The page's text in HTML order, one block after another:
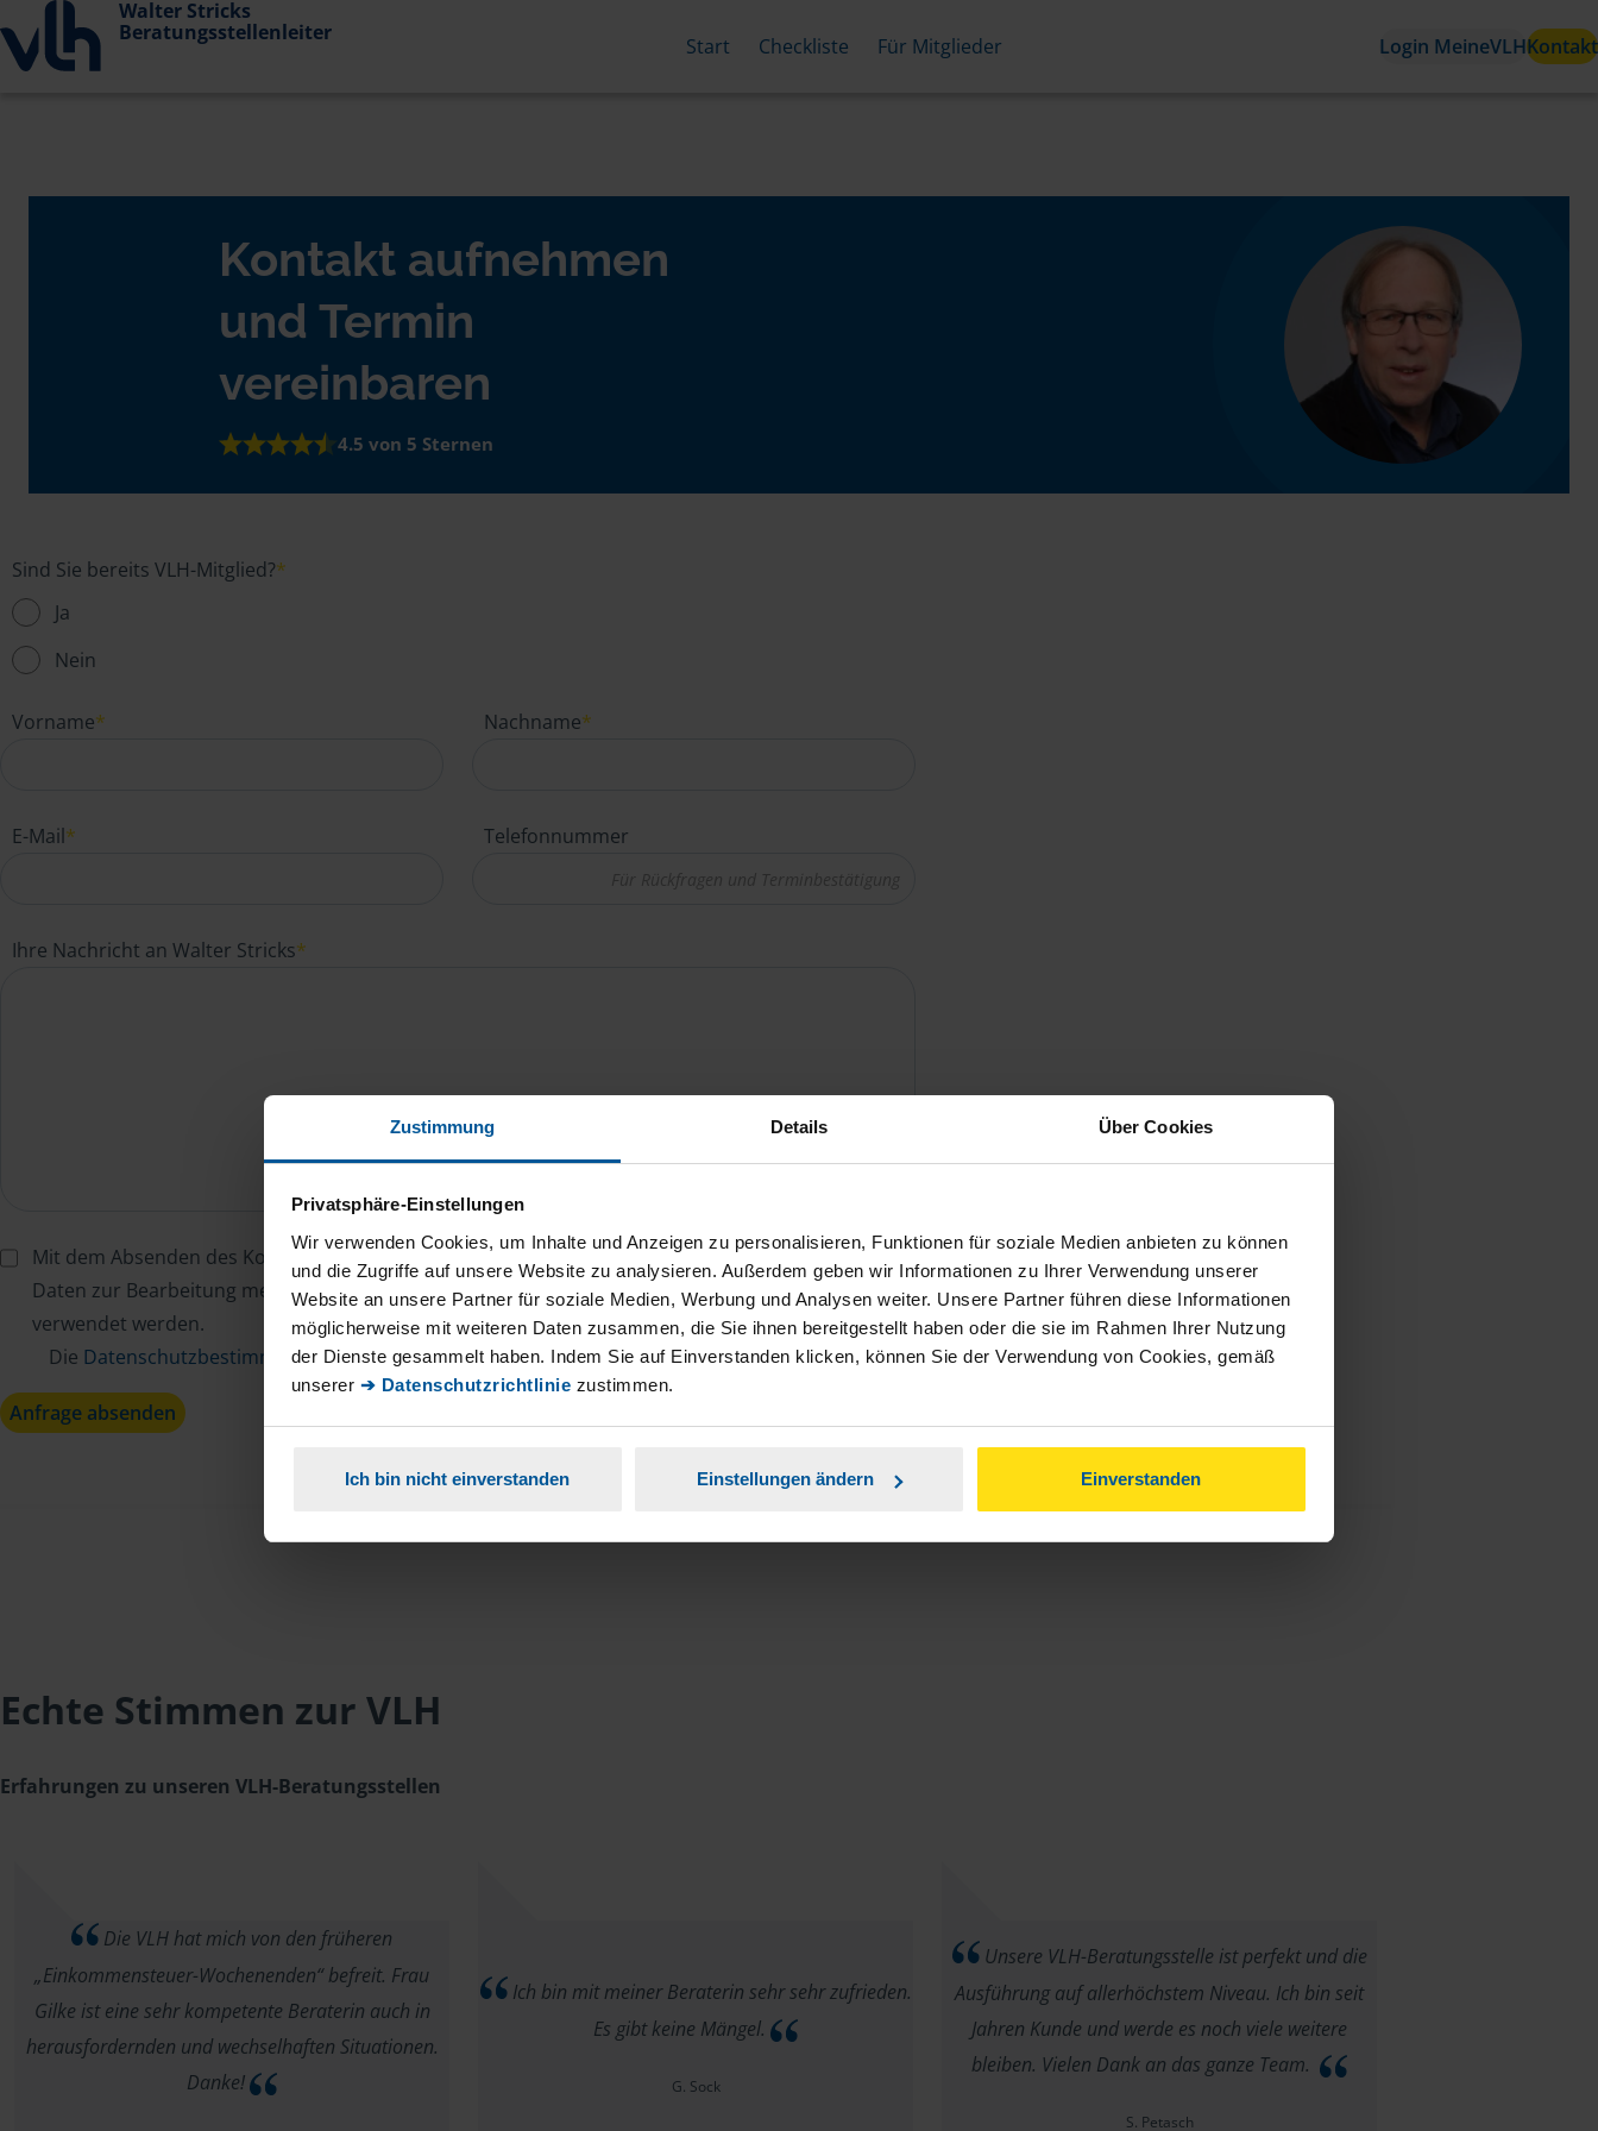
Zustimmung Details Über Cookies
Privatsphäre-Einstellungen
Wir verwenden Cookies, um Inhalte und Anzeigen zu personalisieren, Funktionen für soziale Medien anbieten zu können
und die Zugriffe auf unsere Website zu analysieren. Außerdem geben wir Informationen zu Ihrer Verwendung unserer
Website an unsere Partner für soziale Medien, Werbung und Analysen weiter. Unsere Partner führen diese Informationen
möglicherweise mit weiteren Daten zusammen, die Sie ihnen bereitgestellt haben oder die sie im Rahmen Ihrer Nutzung
der Dienste gesammelt haben. Indem Sie auf Einverstanden klicken, können Sie der Verwendung von Cookies, gemäß
unserer ➔ Datenschutzrichtlinie zustimmen.
Ich bin nicht einverstanden Einstellungen ändern Einverstanden
Walter Stricks
Beratungsstellenleiter
Start Checkliste Für Mitglieder Login MeineVLHKontakt
Kontakt aufnehmen
und Termin
vereinbaren
4.5 von 5 Sternen
Sind Sie bereits VLH-Mitglied?*
Ja
Nein
Vorname* Nachname*
E-Mail* Telefonnummer
Ihre Nachricht an Walter Stricks*
Mit dem Absenden des Kontaktformulars erkläre ich mich damit einverstanden, dass meine
Daten zur Bearbeitung meines Anliegens sowie zur internen Analyse der Zugriffsquelle
verwendet werden.
Die Datenschutzbestimmungenhabe ich zur Kenntnis genommen.*
Anfrage absenden
Echte Stimmen zur VLH
Erfahrungen zu unseren VLH-Beratungsstellen
Die VLH hat mich von den früheren
„Einkommensteuer-Wochenenden“ befreit. Frau
Gilke ist eine sehr kompetente Beraterin auch in
herausfordernden und wechselhaften Situationen.
Danke!
Ich bin mit meiner Beraterin sehr sehr zufrieden.
Es gibt keine Mängel.
G. Sock
Unsere VLH-Beratungsstelle ist perfekt und die
Ausführung auf allerhöchstem Niveau. Ich bin seit
Jahren Kunde und werde es noch viele weitere
bleiben. Vielen Dank an das ganze Team.
S. Petasch